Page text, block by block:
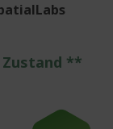
Zustand **